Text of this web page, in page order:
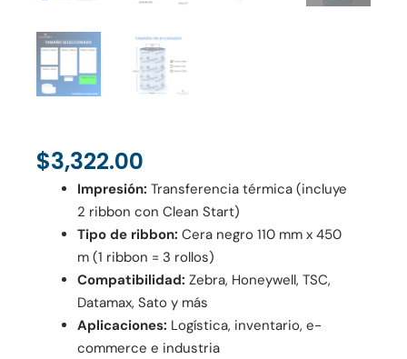
$3,322.00
Impresión: Transferencia térmica (incluye
2 ribbon con Clean Start)
Tipo de ribbon: Cera negro 110 mm x 450
m (1 ribbon = 3 rollos)
Compatibilidad: Zebra, Honeywell, TSC,
Datamax, Sato y más
Aplicaciones: Logística, inventario, e-
commerce e industria